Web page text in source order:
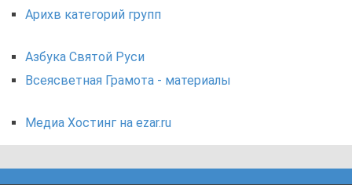
Арихв категорий групп
Азбука Святой Руси
Всеясветная Грамота - материалы
Медиа Хостинг на ezar.ru